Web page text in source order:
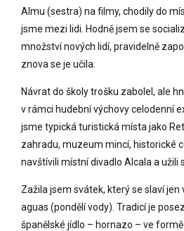
Almu (sestra) na filmy, chodily do
jsme mezi lidi. Hodně jsem se
množství nových lidí, pravidelně
znova se je učila.
Návrat do školy trošku zabolel, ale
v rámci hudební výchovy celodenní
jsme typická turistická místa jako
zahradu, muzeum mincí, historické
navštívili místní divadlo Alcala a užili
Zažila jsem svátek, který se slaví jen
aguas (pondělí vody). Tradicí je
španělské jídlo – hornazo – ve formě